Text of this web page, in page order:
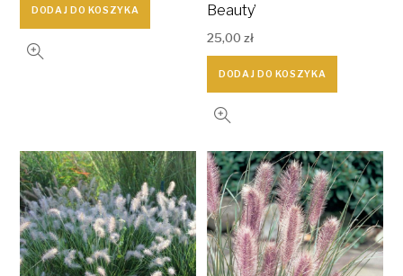
DODAJ DO KOSZYKA
Beauty’
25,00zł
DODAJ DO KOSZYKA